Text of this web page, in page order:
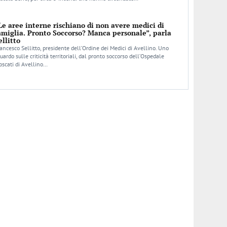
aree interne rischiano di non avere medici di
Pronto Soccorso? Manca personale”, parla
Sellitto, presidente dell’Ordine dei Medici di Avellino. Uno
sulle criticità territoriali, dal pronto soccorso dell’Ospedale
di Avellino…